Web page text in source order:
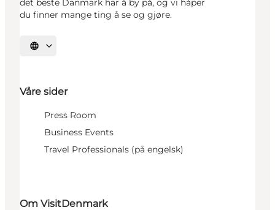
det beste Danmark har å by på, og vi håper
du finner mange ting å se og gjøre.
Velg språk
Våre sider
Press Room
Business Events
Travel Professionals (på engelsk)
Om VisitDenmark